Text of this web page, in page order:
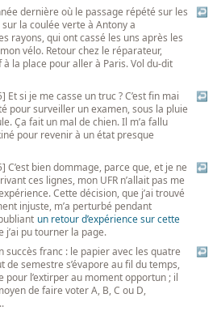
dernière où le passage répété sur les
la coulée verte à Antony a
rayons, qui ont cassé les uns après les
vélo. Retour chez le réparateur,
la place pour aller à Paris. Vol du-dit
↩
si je me casse un truc ? C’est fin mai
pour surveiller un examen, sous la pluie
Ça fait un mal de chien. Il m’a fallu
pour revenir à un état presque
↩
C’est bien dommage, parce que, et je ne
ces lignes, mon UFR n’allait pas me
Cette décision, que j’ai trouvé
injuste, m’a perturbé pendant
un retour d’expérience sur cette
j’ai pu tourner la page.
↩
succès franc : le papier avec les quatre
semestre s’évapore au fil du temps,
pour l’extirper au moment opportun ; il
de faire voter A, B, C ou D,
↩